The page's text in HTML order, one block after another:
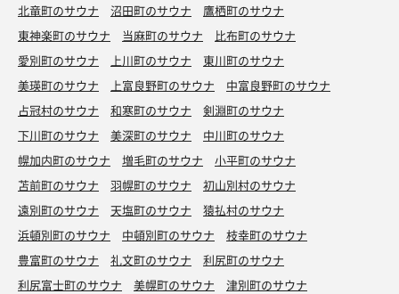
北竜町のサウナ
沼田町のサウナ
鷹栖町のサウナ
東神楽町のサウナ
当麻町のサウナ
比布町のサウナ
愛別町のサウナ
上川町のサウナ
東川町のサウナ
美瑛町のサウナ
上富良野町のサウナ
中富良野町のサウナ
占冠村のサウナ
和寒町のサウナ
剣淵町のサウナ
下川町のサウナ
美深町のサウナ
中川町のサウナ
幌加内町のサウナ
増毛町のサウナ
小平町のサウナ
苫前町のサウナ
羽幌町のサウナ
初山別村のサウナ
遠別町のサウナ
天塩町のサウナ
猿払村のサウナ
浜頓別町のサウナ
中頓別町のサウナ
枝幸町のサウナ
豊富町のサウナ
礼文町のサウナ
利尻町のサウナ
利尻富士町のサウナ
美幌町のサウナ
津別町のサウナ